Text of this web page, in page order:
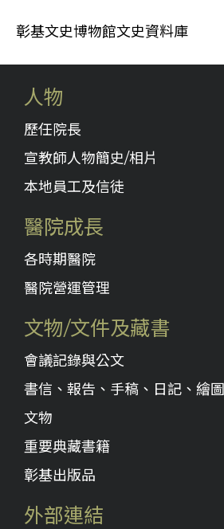
彰基文史博物館文史資料庫
人物
歷任院長
宣教師人物簡史/相片
本地員工及信徒
醫院成長
各時期醫院
醫院營運管理
文物/文件及藏書
會議記錄與公文
書信、報告、手稿、日記、繪圖
文物
重要典藏書籍
彰基出版品
外部連結